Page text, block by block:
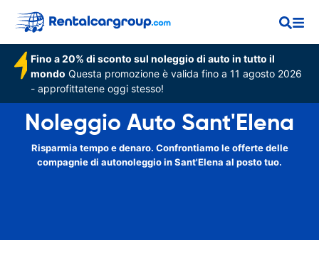
Fino a 20% di sconto sul noleggio di auto in tutto il
mondo Questa promozione è valida fino a 11 agosto 2026
- approfittatene oggi stesso!
Noleggio Auto Sant'Elena
Risparmia tempo e denaro. Confrontiamo le offerte delle
compagnie di autonoleggio in Sant'Elena al posto tuo.